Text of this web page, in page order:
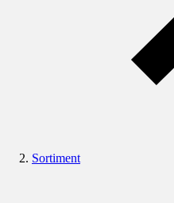
Sortiment